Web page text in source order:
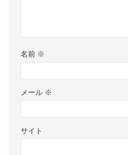
名前 ※
メール ※
サイト